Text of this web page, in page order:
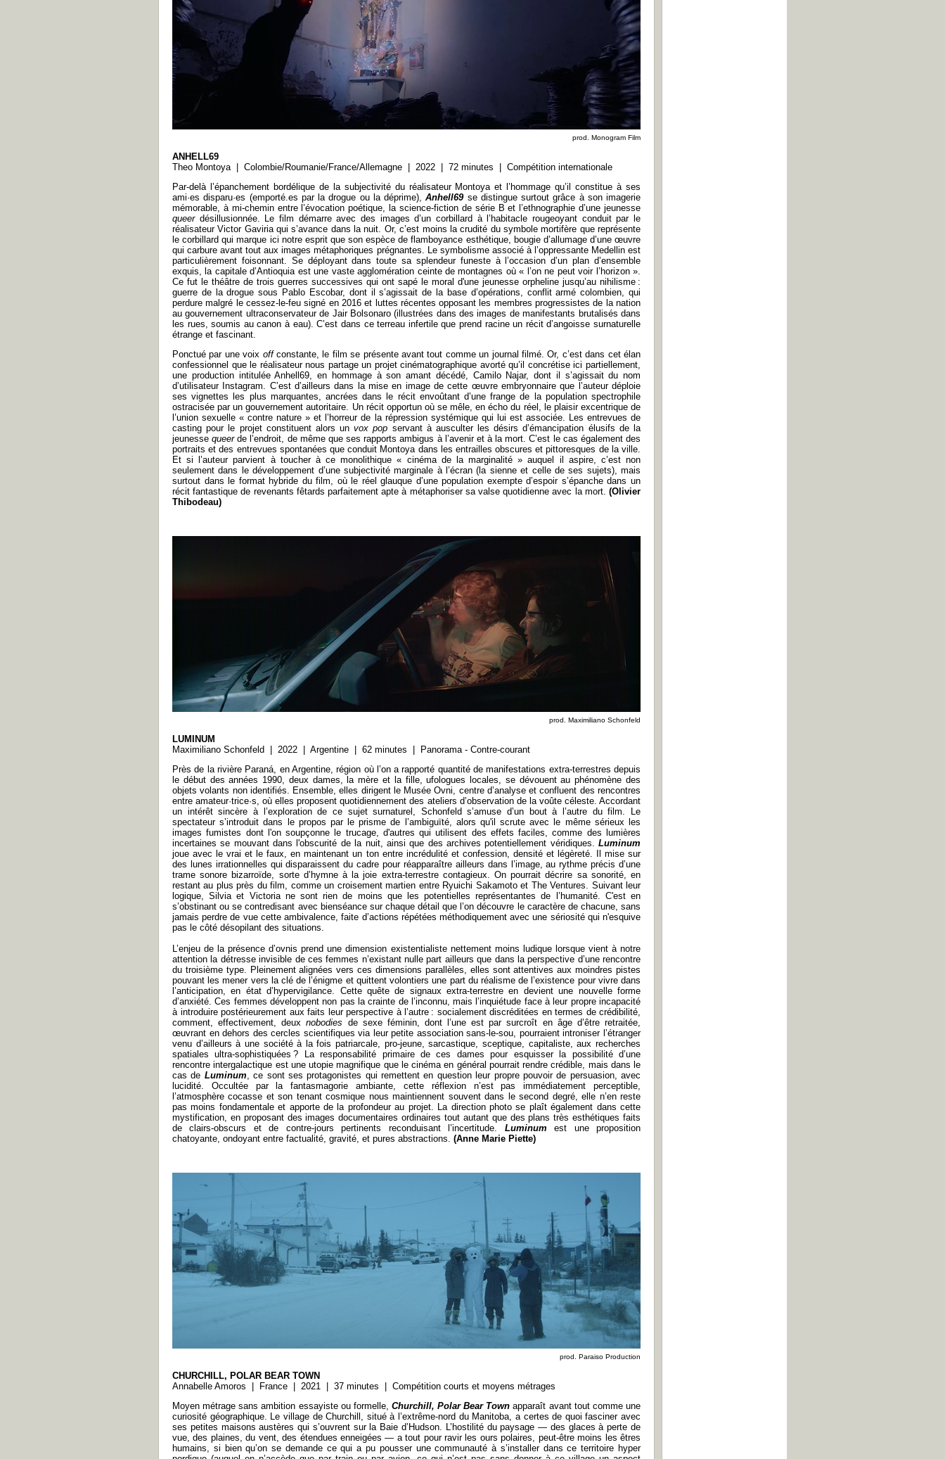
prod. Monogram Film
ANHELL69
Theo Montoya | Colombie/Roumanie/France/Allemagne | 2022 | 72 minutes | Compétition internationale
Par-delà l’épanchement bordélique de la subjectivité du réalisateur Montoya et l’hommage qu’il constitue à ses
ami·es disparu·es (emporté.es par la drogue ou la déprime),Anhell69se distingue surtout grâce à son imagerie
mémorable, à mi-chemin entre l’évocation poétique, la science-fiction de série B et l’ethnographie d’une jeunesse
queerdésillusionnée. Le film démarre avec des images d’un corbillard à l’habitacle rougeoyant conduit par le
réalisateur Victor Gaviria qui s’avance dans la nuit. Or, c’est moins la crudité du symbole mortifère que représente
le corbillard qui marque ici notre esprit que son espèce de flamboyance esthétique, bougie d’allumage d’une œuvre
qui carbure avant tout aux images métaphoriques prégnantes. Le symbolisme associé à l’oppressante Medellin est
particulièrement foisonnant. Se déployant dans toute sa splendeur funeste à l’occasion d’un plan d’ensemble
exquis, la capitale d’Antioquia est une vaste agglomération ceinte de montagnes où « l’on ne peut voir l’horizon ».
Ce fut le théâtre de trois guerres successives qui ont sapé le moral d'une jeunesse orpheline jusqu’au nihilisme :
guerre de la drogue sous Pablo Escobar, dont il s’agissait de la base d’opérations, conflit armé colombien, qui
perdure malgré le cessez-le-feu signé en 2016 et luttes récentes opposant les membres progressistes de la nation
au gouvernement ultraconservateur de Jair Bolsonaro (illustrées dans des images de manifestants brutalisés dans
les rues, soumis au canon à eau). C’est dans ce terreau infertile que prend racine un récit d’angoisse surnaturelle
étrange et fascinant.
Ponctué par une voix offconstante, le film se présente avant tout comme un journal filmé. Or, c’est dans cet élan
confessionnel que le réalisateur nous partage un projet cinématographique avorté qu’il concrétise ici partiellement,
une production intitulée Anhell69, en hommage à son amant décédé, Camilo Najar, dont il s’agissait du nom
d’utilisateur Instagram. C’est d’ailleurs dans la mise en image de cette œuvre embryonnaire que l’auteur déploie
ses vignettes les plus marquantes, ancrées dans le récit envoûtant d’une frange de la population spectrophile
ostracisée par un gouvernement autoritaire. Un récit opportun où se mêle, en écho du réel, le plaisir excentrique de
l’union sexuelle « contre nature » et l’horreur de la répression systémique qui lui est associée. Les entrevues de
casting pour le projet constituent alors unvox pop servant à ausculter les désirs d’émancipation élusifs de la
jeunessequeerde l’endroit, de même que ses rapports ambigus à l’avenir et à la mort. C’est le cas également des
portraits et des entrevues spontanées que conduit Montoya dans les entrailles obscures et pittoresques de la ville.
Et si l’auteur parvient à toucher à ce monolithique « cinéma de la marginalité » auquel il aspire, c’est non
seulement dans le développement d’une subjectivité marginale à l’écran (la sienne et celle de ses sujets), mais
surtout dans le format hybride du film, où le réel glauque d’une population exempte d’espoir s’épanche dans un
récit fantastique de revenants fêtards parfaitement apte à métaphoriser sa valse quotidienne avec la mort. (Olivier
Thibodeau)
prod. Maximiliano Schonfeld
LUMINUM
Maximiliano Schonfeld | 2022 | Argentine | 62 minutes | Panorama - Contre-courant
Près de la rivière Paraná, en Argentine, région où l’on a rapporté quantité de manifestations extra-terrestres depuis
le début des années 1990, deux dames, la mère et la fille, ufologues locales, se dévouent au phénomène des
objets volants non identifiés. Ensemble, elles dirigent le Musée Ovni, centre d’analyse et confluent des rencontres
entre amateur·trice·s, où elles proposent quotidiennement des ateliers d’observation de la voûte céleste. Accordant
un intérêt sincère à l’exploration de ce sujet surnaturel, Schonfeld s’amuse d’un bout à l’autre du film. Le
spectateur s’introduit dans le propos par le prisme de l’ambiguïté, alors qu'il scrute avec le même sérieux les
images fumistes dont l'on soupçonne le trucage, d'autres qui utilisent des effets faciles, comme des lumières
incertaines se mouvant dans l'obscurité de la nuit, ainsi que des archives potentiellement véridiques. Luminum
joue avec le vrai et le faux, en maintenant un ton entre incrédulité et confession, densité et légèreté. Il mise sur
des lunes irrationnelles qui disparaissent du cadre pour réapparaître ailleurs dans l’image, au rythme précis d’une
trame sonore bizarroïde, sorte d’hymne à la joie extra-terrestre contagieux. On pourrait décrire sa sonorité, en
restant au plus près du film, comme un croisement martien entre Ryuichi Sakamoto et The Ventures. Suivant leur
logique, Silvia et Victoria ne sont rien de moins que les potentielles représentantes de l’humanité. C'est en
s’obstinant ou se contredisant avec bienséance sur chaque détail que l’on découvre le caractère de chacune, sans
jamais perdre de vue cette ambivalence, faite d’actions répétées méthodiquement avec une sériosité qui n'esquive
pas le côté désopilant des situations.
L’enjeu de la présence d’ovnis prend une dimension existentialiste nettement moins ludique lorsque vient à notre
attention la détresse invisible de ces femmes n’existant nulle part ailleurs que dans la perspective d’une rencontre
du troisième type. Pleinement alignées vers ces dimensions parallèles, elles sont attentives aux moindres pistes
pouvant les mener vers la clé de l’énigme et quittent volontiers une part du réalisme de l’existence pour vivre dans
l’anticipation, en état d’hypervigilance. Cette quête de signaux extra-terrestre en devient une nouvelle forme
d’anxiété. Ces femmes développent non pas la crainte de l’inconnu, mais l’inquiétude face à leur propre incapacité
à introduire postérieurement aux faits leur perspective à l’autre : socialement discréditées en termes de crédibilité,
comment, effectivement, deuxnobodies de sexe féminin, dont l’une est par surcroît en âge d’être retraitée,
œuvrant en dehors des cercles scientifiques via leur petite association sans-le-sou, pourraient introniser l’étranger
venu d’ailleurs à une société à la fois patriarcale, pro-jeune, sarcastique, sceptique, capitaliste, aux recherches
spatiales ultra-sophistiquées ? La responsabilité primaire de ces dames pour esquisser la possibilité d’une
rencontre intergalactique est une utopie magnifique que le cinéma en général pourrait rendre crédible, mais dans le
cas de Luminum, ce sont ses protagonistes qui remettent en question leur propre pouvoir de persuasion, avec
lucidité. Occultée par la fantasmagorie ambiante, cette réflexion n’est pas immédiatement perceptible,
l’atmosphère cocasse et son tenant cosmique nous maintiennent souvent dans le second degré, elle n’en reste
pas moins fondamentale et apporte de la profondeur au projet. La direction photo se plaît également dans cette
mystification, en proposant des images documentaires ordinaires tout autant que des plans très esthétiques faits
de clairs-obscurs et de contre-jours pertinents reconduisant l’incertitude. Luminum est une proposition
chatoyante, ondoyant entre factualité, gravité, et pures abstractions. (Anne Marie Piette)
prod. Paraiso Production
CHURCHILL, POLAR BEAR TOWN
Annabelle Amoros | France | 2021 | 37 minutes | Compétition courts et moyens métrages
Moyen métrage sans ambition essayiste ou formelle, Churchill, Polar Bear Town apparaît avant tout comme une
curiosité géographique. Le village de Churchill, situé à l’extrême-nord du Manitoba, a certes de quoi fasciner avec
ses petites maisons austères qui s’ouvrent sur la Baie d’Hudson. L’hostilité du paysage — des glaces à perte de
vue, des plaines, du vent, des étendues enneigées — a tout pour ravir les ours polaires, peut-être moins les êtres
humains, si bien qu’on se demande ce qui a pu pousser une communauté à s’installer dans ce territoire hyper